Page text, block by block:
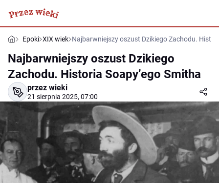
Epoki XIX wiek Najbarwniejszy oszust Dzikiego Zachodu.
Najbarwniejszy oszust Dzikiego
Zachodu. Historia Soapy’ego Smitha
przez wieki
21 sierpnia 2025, 07:00